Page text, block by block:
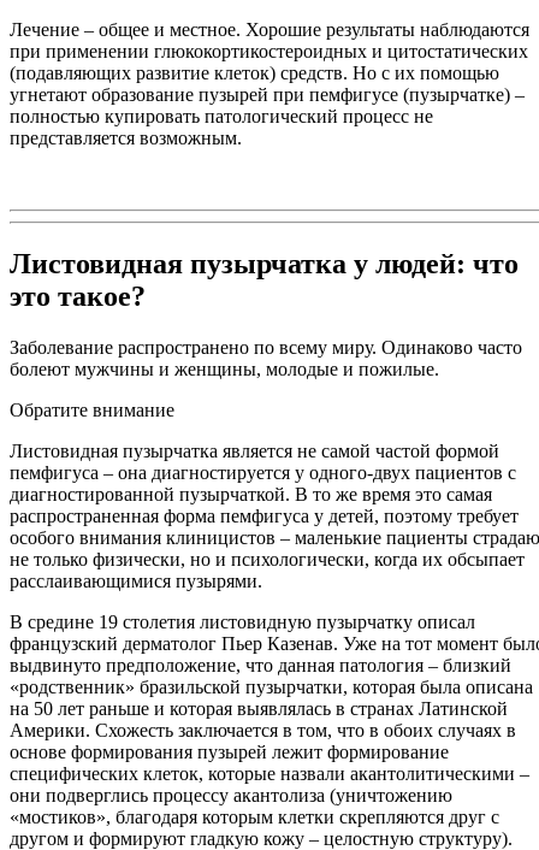
Лечение – общее и местное. Хорошие результаты наблюдаются
при применении глюкокортикостероидных и цитостатических
(подавляющих развитие клеток) средств. Но с их помощью
угнетают образование пузырей при пемфигусе (пузырчатке) –
полностью купировать патологический процесс не
представляется возможным.
Листовидная пузырчатка у людей: что
это такое?
Заболевание распространено по всему миру. Одинаково часто
болеют мужчины и женщины, молодые и пожилые.
Обратите внимание
Листовидная пузырчатка является не самой частой формой
пемфигуса – она диагностируется у одного-двух пациентов с
диагностированной пузырчаткой. В то же время это самая
распространенная форма пемфигуса у детей, поэтому требует
особого внимания клиницистов – маленькие пациенты
не только физически, но и психологически, когда их обсыпает
расслаивающимися пузырями.
В средине 19 столетия листовидную пузырчатку описал
французский дерматолог Пьер Казенав. Уже на тот момент
выдвинуто предположение, что данная патология – близкий
«родственник» бразильской пузырчатки, которая была описана
на 50 лет раньше и которая выявлялась в странах Латинской
Америки. Схожесть заключается в том, что в обоих случаях в
основе формирования пузырей лежит формирование
специфических клеток, которые назвали акантолитическими –
они подверглись процессу акантолиза (уничтожению
«мостиков», благодаря которым клетки скрепляются друг с
другом и формируют гладкую кожу – целостную структуру).